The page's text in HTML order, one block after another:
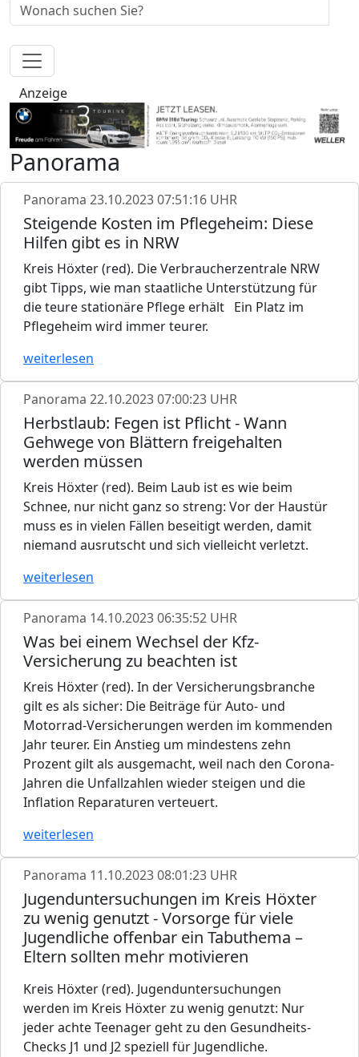
Anzeige
Panorama
Panorama 23.10.2023 07:51:16 UHR
Steigende Kosten im Pflegeheim: Diese
Hilfen gibt es in NRW
Kreis Höxter (red). Die Verbraucherzentrale NRW
gibt Tipps, wie man staatliche Unterstützung für
die teure stationäre Pflege erhält Ein Platz im
Pflegeheim wird immer teurer.
weiterlesen
Panorama 22.10.2023 07:00:23 UHR
Herbstlaub: Fegen ist Pflicht - Wann
Gehwege von Blättern freigehalten
werden müssen
Kreis Höxter (red). Beim Laub ist es wie beim
Schnee, nur nicht ganz so streng: Vor der Haustür
muss es in vielen Fällen beseitigt werden, damit
niemand ausrutscht und sich vielleicht verletzt.
weiterlesen
Panorama 14.10.2023 06:35:52 UHR
Was bei einem Wechsel der Kfz-
Versicherung zu beachten ist
Kreis Höxter (red). In der Versicherungsbranche
gilt es als sicher: Die Beiträge für Auto- und
Motorrad-Versicherungen werden im kommenden
Jahr teurer. Ein Anstieg um mindestens zehn
Prozent gilt als ausgemacht, weil nach den Corona-
Jahren die Unfallzahlen wieder steigen und die
Inflation Reparaturen verteuert.
weiterlesen
Panorama 11.10.2023 08:01:23 UHR
Jugenduntersuchungen im Kreis Höxter
zu wenig genutzt - Vorsorge für viele
Jugendliche offenbar ein Tabuthema –
Eltern sollten mehr motivieren
Kreis Höxter (red). Jugenduntersuchungen
werden im Kreis Höxter zu wenig genutzt: Nur
jeder achte Teenager geht zu den Gesundheits-
Checks J1 und J2 speziell für Jugendliche.